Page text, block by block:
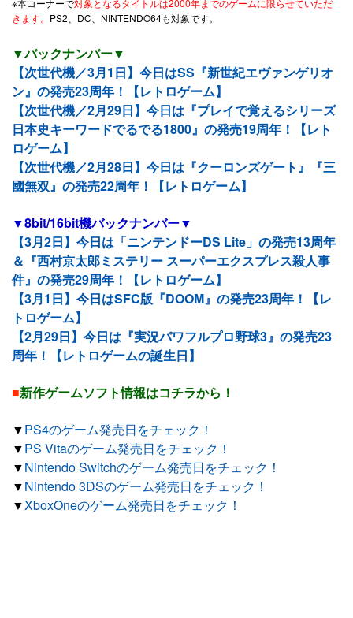
※本コーナーで対象となるタイトルは2000年までのゲームに限らせていただ
きます。 PS2、DC、NINTENDO64も対象です。
▼バックナンバー▼
【次世代機／3月1日】今日はSS『新世紀エヴァンゲリオ
ン』の発売23周年！【レトロゲーム】
【次世代機／2月29日】今日は『プレイで覚えるシリーズ
日本史キーワードでるでる1800』の発売19周年！【レト
ロゲーム】
【次世代機／2月28日】今日は『クーロンズゲート』『三
國無双』の発売22周年！【レトロゲーム】
▼8bit/16bit機バックナンバー▼
【3月2日】今日は「ニンテンドーDS Lite」の発売13周年
＆『西村京太郎ミステリー スーパーエクスプレス殺人事
件』の発売29周年！【レトロゲーム】
【3月1日】今日はSFC版『DOOM』の発売23周年！【レ
トロゲーム】
【2月29日】今日は『実況パワフルプロ野球3』の発売23
周年！【レトロゲームの誕生日】
■新作ゲームソフト情報はコチラから！
▼PS4のゲーム発売日をチェック！
▼PS Vitaのゲーム発売日をチェック！
▼Nintendo Switchのゲーム発売日をチェック！
▼Nintendo 3DSのゲーム発売日をチェック！
▼XboxOneのゲーム発売日をチェック！